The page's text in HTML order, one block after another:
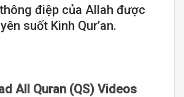
điệp của Allah được
suốt Kinh Qur’an.
All Quran (QS) Videos